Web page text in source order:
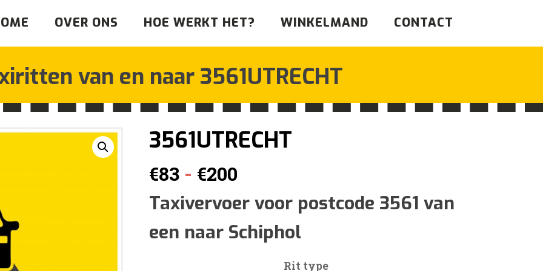
OVER ONS HOE WERKT HET? WINKELMAND CONTACT
van en naar 3561UTRECHT
3561UTRECHT
€83 - €200Prijsklasse:
€83
tot
Taxivervoer voor postcode 3561 van
een naar Schiphol
Rit type